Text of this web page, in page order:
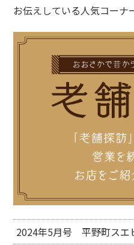
お伝えしている人気コーナ
2024年5月号 平野町スエ